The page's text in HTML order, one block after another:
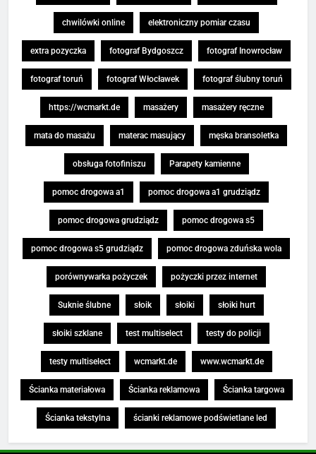
chwilówki online elektroniczny pomiar czasu
extra pozyczka fotograf Bydgoszcz fotograf Inowrocław
fotograf toruń fotograf Włocławek fotograf ślubny toruń
https://wcmarkt.de masażery masażery ręczne
mata do masażu materac masujący męska bransoletka
obsługa fotofiniszu Parapety kamienne
pomoc drogowa a1 pomoc drogowa a1 grudziądz
pomoc drogowa grudziądz pomoc drogowa s5
pomoc drogowa s5 grudziądz pomoc drogowa zduńska wola
porównywarka pożyczek pożyczki przez internet
Suknie ślubne słoik słoiki słoiki hurt
słoiki szklane test multiselect testy do policji
testy multiselect wcmarkt.de www.wcmarkt.de
Ścianka materiałowa Ścianka reklamowa Ścianka targowa
Ścianka tekstylna ścianki reklamowe podświetlane led